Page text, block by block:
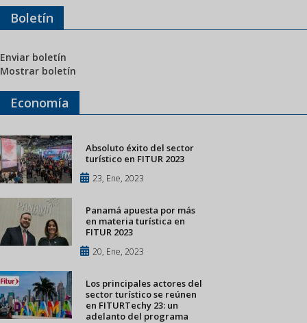
Boletín
Enviar boletín
Mostrar boletín
Economía
Absoluto éxito del sector
turístico en FITUR 2023
23, Ene, 2023
Panamá apuesta por más
en materia turística en
FITUR 2023
20, Ene, 2023
Los principales actores del
sector turístico se reúnen
en FITURTechy 23: un
adelanto del programa